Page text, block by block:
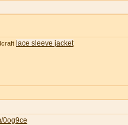
lace sleeve jacket
0og9ce